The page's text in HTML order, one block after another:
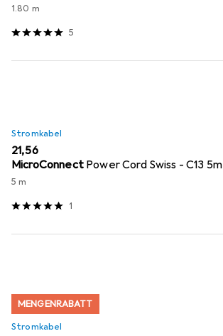
1.80 m
5
Stromkabel
EUR
21,56
MicroConnect Power Cord Swiss - C13 5m
5 m
1
MENGENRABATT
Stromkabel